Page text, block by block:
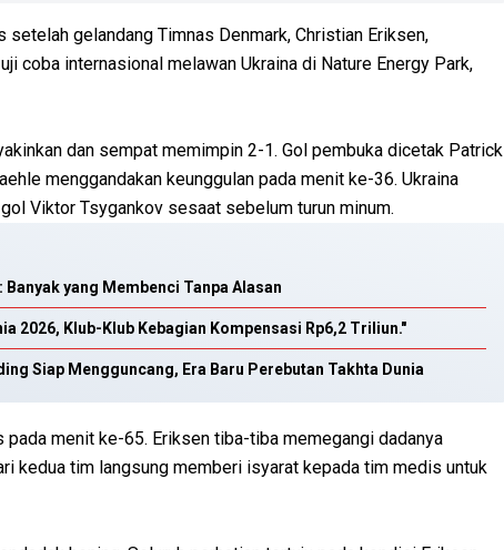
gelandang Timnas Denmark, Christian Eriksen,
coba internasional melawan Ukraina di Nature Energy Park,
dan sempat memimpin 2-1. Gol pembuka dicetak Patrick
menggandakan keunggulan pada menit ke-36. Ukraina
Viktor Tsygankov sesaat sebelum turun minum.
yang Membenci Tanpa Alasan
2026, Klub-Klub Kebagian Kompensasi Rp6,2 Triliun."
Siap Mengguncang, Era Baru Perebutan Takhta Dunia
pada menit ke-65. Eriksen tiba-tiba memegangi dadanya
kedua tim langsung memberi isyarat kepada tim medis untuk